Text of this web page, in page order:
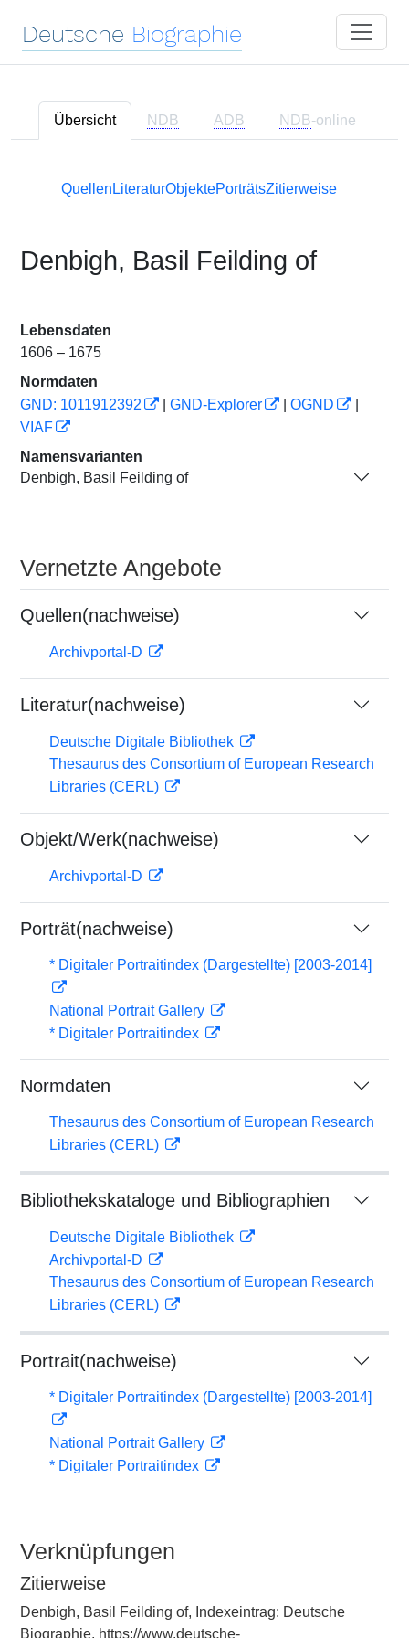
Deutsche Biographie
Übersicht NDB ADB NDB-online
Quellen LiteraturObjektePorträtsZitierweise
Denbigh, Basil Feilding of
Lebensdaten
1606 – 1675
Normdaten
GND: 1011912392
GND-Explorer OGND
VIAF
Namensvarianten
Denbigh, Basil Feilding of
Vernetzte Angebote
Quellen(nachweise)
Archivportal-D
Literatur(nachweise)
Deutsche Digitale Bibliothek
Thesaurus des Consortium of European Research
Libraries (CERL)
Objekt/Werk(nachweise)
Archivportal-D
Porträt(nachweise)
* Digitaler Portraitindex (Dargestellte) [2003-2014]
National Portrait Gallery
* Digitaler Portraitindex
Normdaten
Thesaurus des Consortium of European Research
Libraries (CERL)
Bibliothekskataloge und Bibliographien
Deutsche Digitale Bibliothek
Archivportal-D
Thesaurus des Consortium of European Research
Libraries (CERL)
Portrait(nachweise)
* Digitaler Portraitindex (Dargestellte) [2003-2014]
National Portrait Gallery
* Digitaler Portraitindex
Verknüpfungen
Zitierweise
Denbigh, Basil Feilding of, Indexeintrag: Deutsche
Biographie, https://www.deutsche-